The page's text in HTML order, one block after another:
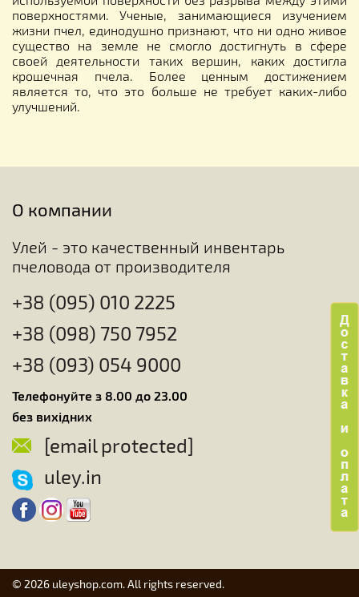
поверхностями. Ученые, занимающиеся изучением
жизни пчел, единодушно признают, что ни одно живое
существо на земле не смогло достигнуть в сфере
своей деятельности таких вершин, каких достигла
крошечная пчела. Более ценным достижением
является то, что это больше не требует каких-либо
улучшений.
О компании
Улей - это качественный инвентарь
пчеловода от производителя
+38 (095) 010 2225
+38 (098) 750 7952
+38 (093) 054 9000
Телефонуйте з 8.00 до 23.00
без вихідних
[email protected]
uley.in
© 2026 uleyshop.com. All rights reserved.